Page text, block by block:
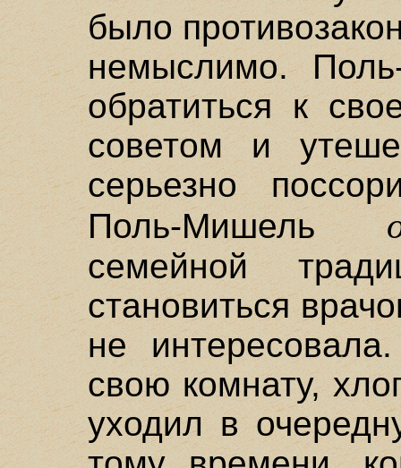
было
немыслимо.
обратиться к
советом и
серьезно
Поль-Мишель
семейной
становиться
не
свою комнату,
уходил в